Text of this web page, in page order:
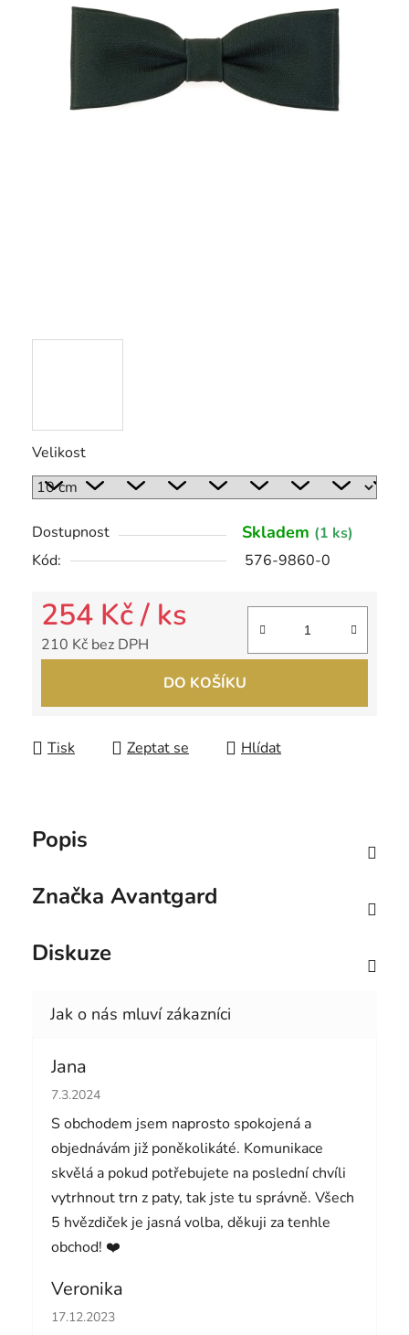
Velikost
Dostupnost Skladem (1 ks)
Kód:
576-9860-0
254 Kč/ ks
210 Kč bez DPH
DO KOŠÍKU
Tisk Zeptat se Hlídat
Popis
Značka Avantgard
Diskuze
Jana
Hodnocení obchodu je 5 z 5 hvězdiček.
7.3.2024
S obchodem jsem naprosto spokojená a
objednávám již poněkolikáté. Komunikace
skvělá a pokud potřebujete na poslední chvíli
vytrhnout trn z paty, tak jste tu správně. Všech
5 hvězdiček je jasná volba, děkuji za tenhle
obchod! ❤️
Veronika
Hodnocení obchodu je 5 z 5 hvězdiček.
17.12.2023